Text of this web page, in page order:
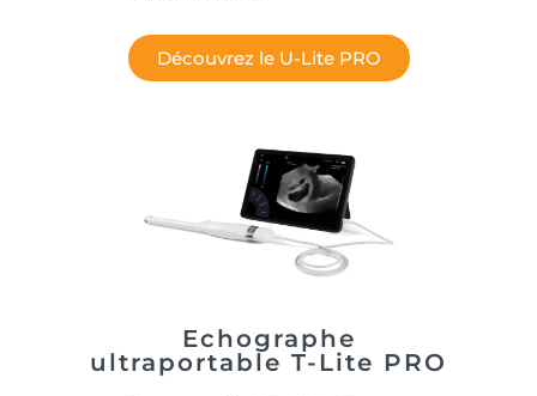
Découvrez le U-Lite PRO
Echographe
ultraportable T-Lite PRO